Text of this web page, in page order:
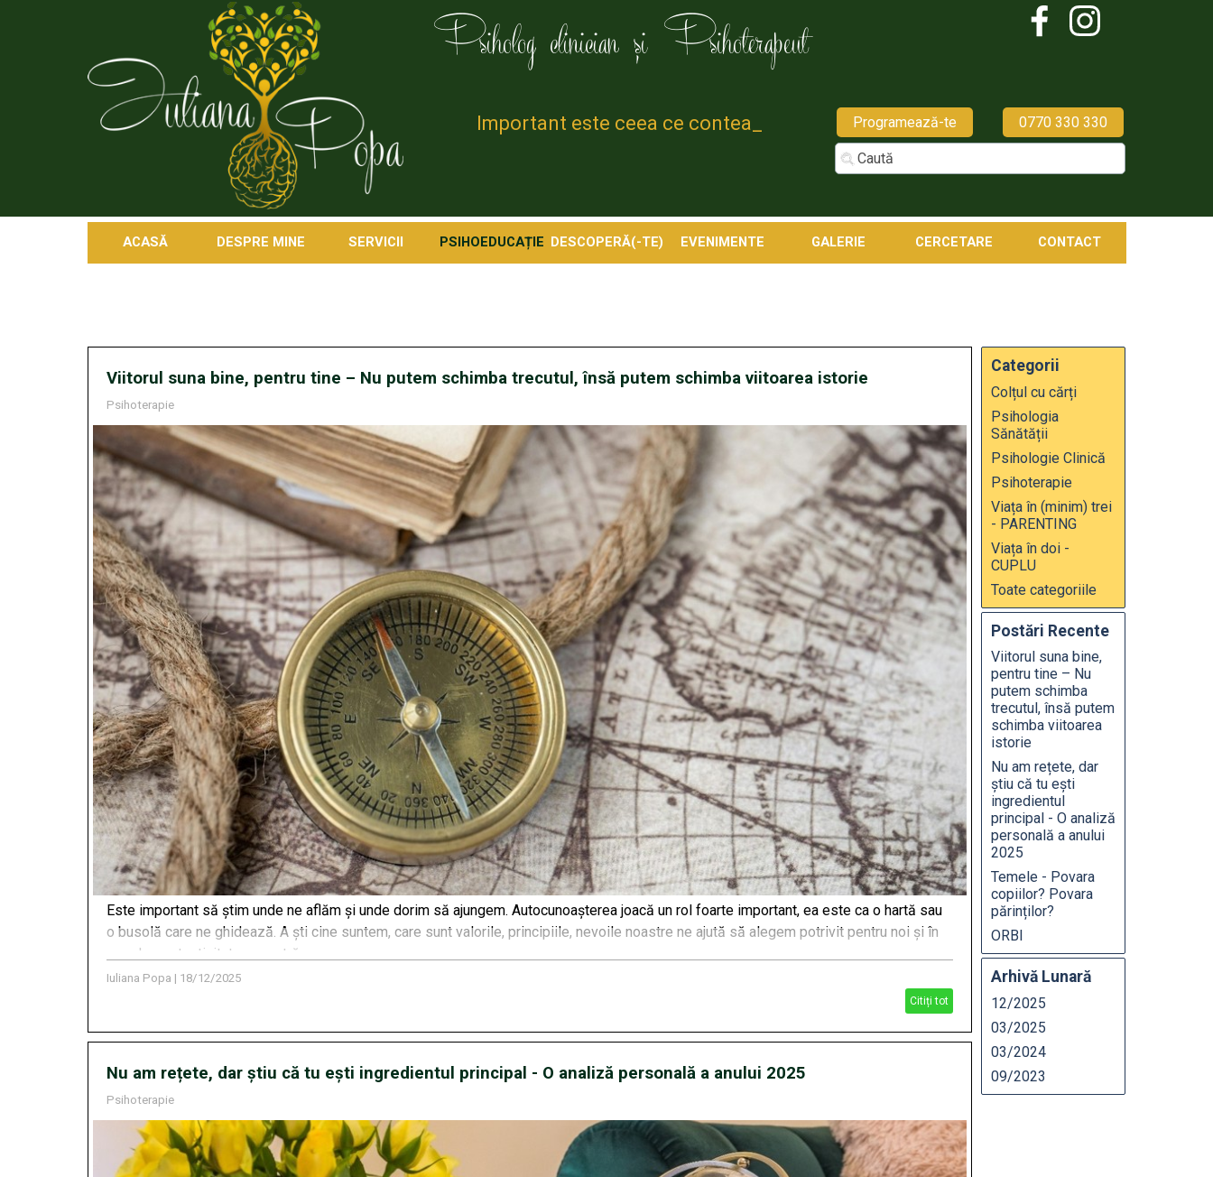
ACASĂ DESPRE MINE SERVICII PSIHOEDUCAȚIE DESCOPERĂ(-TE) EVENIMENTE GALERIE CERCETARE CONTACT
Psiholog clinician și Psihoterapeut
0770 330 330
Programează-te
Important este ceea ce contează pentru _
Viitorul suna bine, pentru tine – Nu putem schimba trecutul, însă putem schimba viitoarea istorie
Psihoterapie
Este important să știm unde ne aflăm și unde dorim să ajungem. Autocunoașterea joacă un rol foarte important, ea este ca o hartă sau
o busolă care ne ghidează. A ști cine suntem, care sunt valorile, principiile, nevoile noastre ne ajută să alegem potrivit pentru noi și în
acord cu autenticitatea noastră.
Iuliana Popa | 18/12/2025
Citiți tot
Nu am rețete, dar știu că tu ești ingredientul principal - O analiză personală a anului 2025
Psihoterapie
Categorii
Colțul cu cărți
Psihologia
Sănătății
Psihologie Clinică
Psihoterapie
Viața în (minim) trei
- PARENTING
Viața în doi -
CUPLU
Toate categoriile
Postări Recente
Viitorul suna bine,
pentru tine – Nu
putem schimba
trecutul, însă putem
schimba viitoarea
istorie
Nu am rețete, dar
știu că tu ești
ingredientul
principal - O analiză
personală a anului
2025
Temele - Povara
copiilor? Povara
părinților?
ORBI
Arhivă Lunară
12/2025
03/2025
03/2024
09/2023